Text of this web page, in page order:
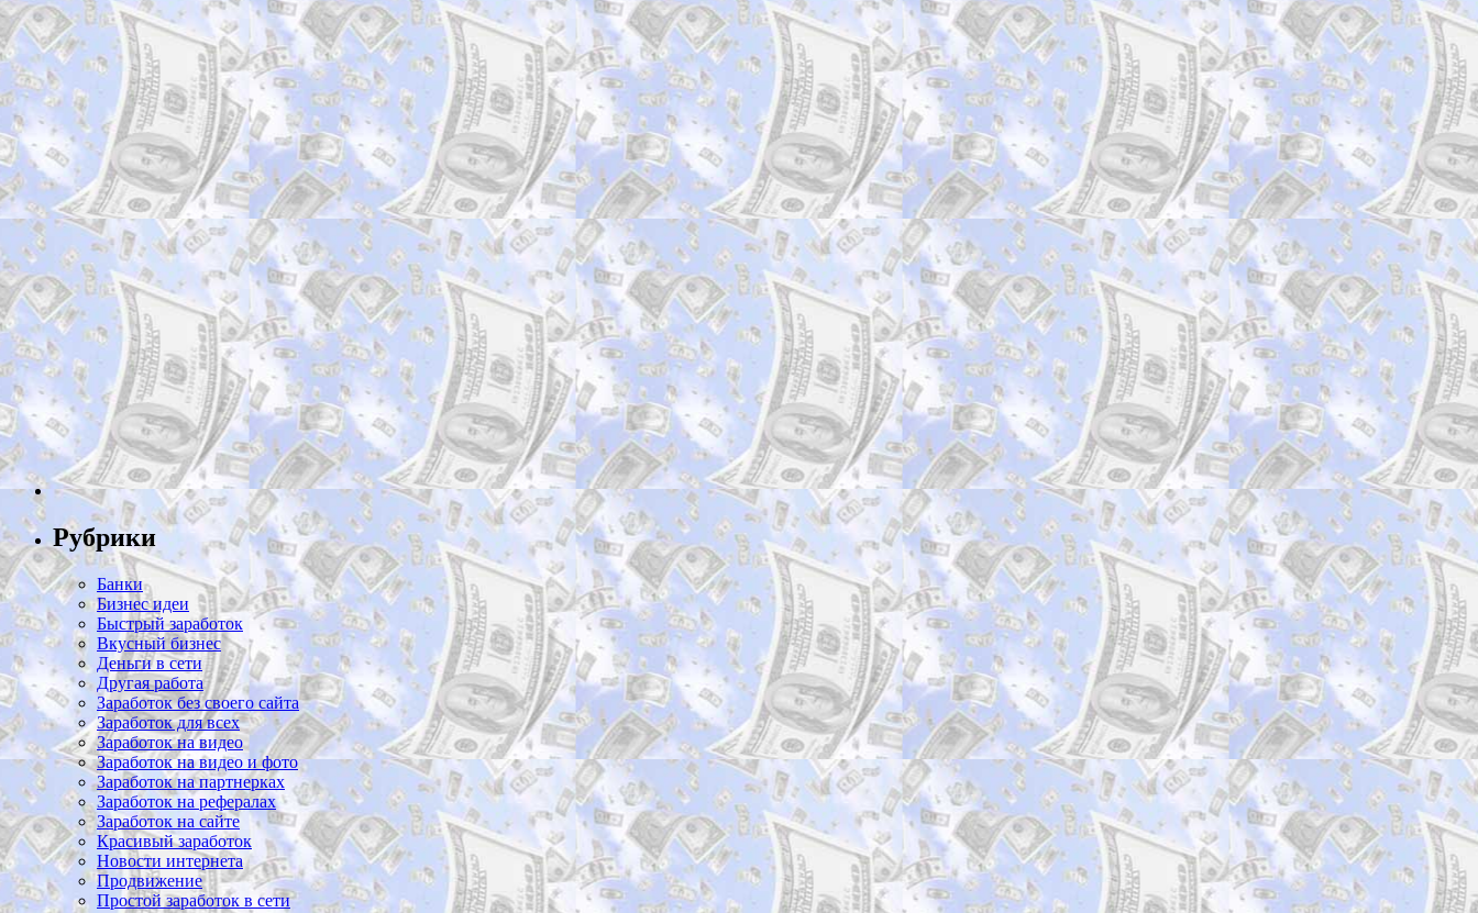
Рубрики
Банки
Бизнес идеи
Быстрый заработок
Вкусный бизнес
Деньги в сети
Другая работа
Заработок без своего сайта
Заработок для всех
Заработок на видео
Заработок на видео и фото
Заработок на партнерках
Заработок на рефералах
Заработок на сайте
Красивый заработок
Новости интернета
Продвижение
Простой заработок в сети